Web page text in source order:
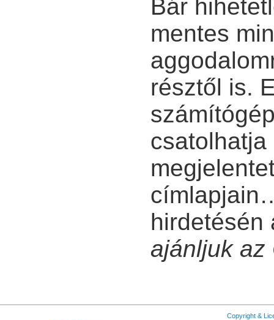
Bár
mentes
résztől is.
ajánljuk az
Copyright &